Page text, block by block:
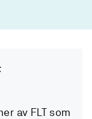
av FLT som